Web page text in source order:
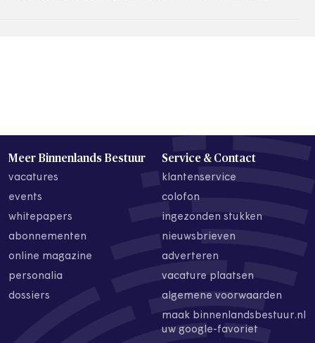
Meer Binnenlands Bestuur
vacatures
events
whitepapers
abonnementen
online magazine
personalia
dossiers
Service & Contact
klantenservice
colofon
ingezonden stukken
nieuwsbrieven
adverteren
vacature plaatsen
algemene voorwaarden
maak binnenlandsbestuur.nl
uw google-favoriet